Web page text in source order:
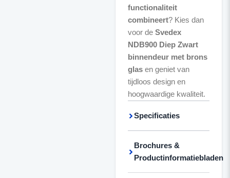
functionaliteit
combineert? Kies dan
voor de Svedex
NDB900 Diep Zwart
binnendeur met brons
glasen geniet van
tijdloos design en
hoogwaardige kwaliteit.
Specificaties
Brochures &
Productinformatiebladen